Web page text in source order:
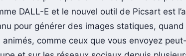
DALL-E et le nouvel outil de Picsart est
pour générer des images statiques,
animés, comme ceux que vous envoyez